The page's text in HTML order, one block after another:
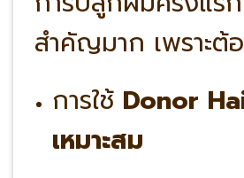
สำคัญมาก เพราะต้
การใช้ Donor
เหมาะสม